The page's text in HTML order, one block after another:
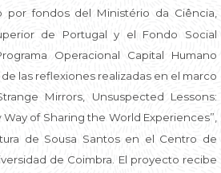
por fondos del Ministério da Ciência,
de Portugal y el Fondo Social
Operacional Capital Humano
de las reflexiones realizadas en el marco
Mirrors, Unsuspected Lessons:
of Sharing the World Experiences”,
de Sousa Santos en el Centro de
de Coimbra. El proyecto recibe